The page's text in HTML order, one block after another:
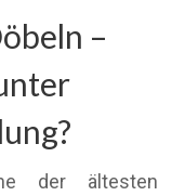
–
der ältesten